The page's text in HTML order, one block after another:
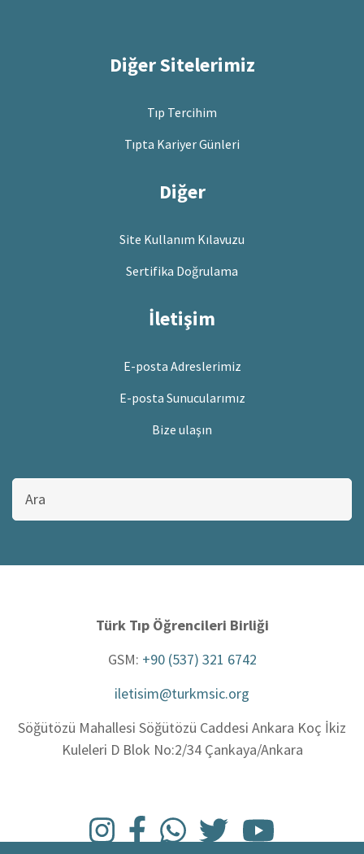
Diğer Sitelerimiz
Tıp Tercihim
Tıpta Kariyer Günleri
Diğer
Site Kullanım Kılavuzu
Sertifika Doğrulama
İletişim
E-posta Adreslerimiz
E-posta Sunucularımız
Bize ulaşın
Bu
sitede
ara
Türk Tıp Öğrencileri Birliği
GSM: +90 (537) 321 6742
iletisim@turkmsic.org
Söğütözü Mahallesi Söğütözü Caddesi Ankara Koç İkiz
Kuleleri D Blok No:2/34 Çankaya/Ankara